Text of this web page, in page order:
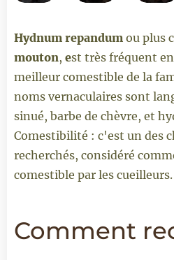
Hydnum repandum ou plus
mouton, est très fréquent
meilleur comestible de la
noms vernaculaires sont
sinué, barbe de chèvre, et
Comestibilité : c'est un des
recherchés, considéré
comestible par les cueilleurs.
Comment